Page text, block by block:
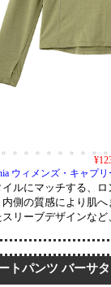
ウィメンズ・キャプ
ルにマッチする、
側の質感により肌
リーブデザインな
トパンツ バーサ